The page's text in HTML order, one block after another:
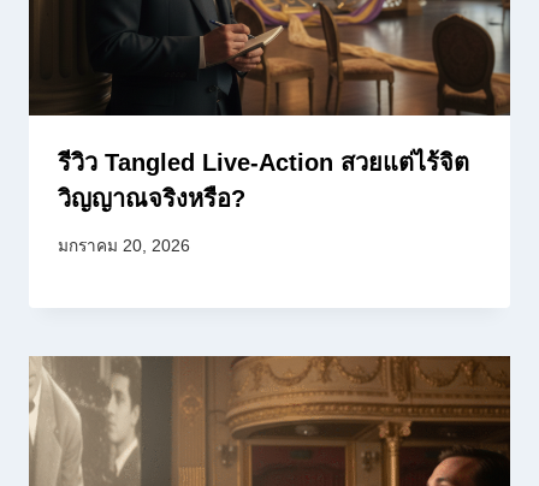
รีวิว Tangled Live-Action สวยแต่ไร้จิต
วิญญาณจริงหรือ?
มกราคม 20, 2026